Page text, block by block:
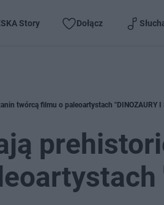
Story Dołącz
twórcą filmu o paleoartystach "DINOZAURY I